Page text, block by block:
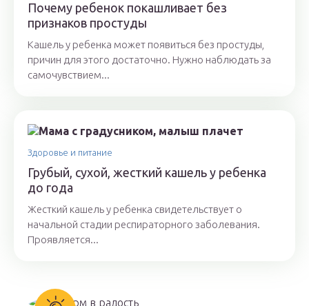
Почему ребенок покашливает без
признаков простуды
Кашель у ребенка может появиться без простуды,
причин для этого достаточно. Нужно наблюдать за
самочувствием...
Здоровье и питание
Грубый, сухой, жесткий кашель у ребенка
до года
Жесткий кашель у ребенка свидетельствует о
начальной стадии респираторного заболевания.
Проявляется...